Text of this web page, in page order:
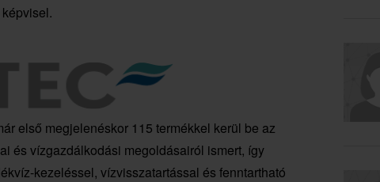
első megjelenéskor 115 termékkel kerül be az
és vízgazdálkodási megoldásairól ismert, így
kezeléssel, vízvisszatartással és fenntartható